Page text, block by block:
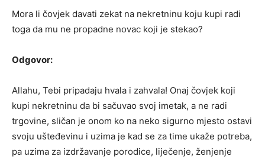
Mora li čovjek davati zekat na nekretninu koju kupi radi
toga da mu ne propadne novac koji je stekao?
Odgovor:
Allahu, Tebi pripadaju hvala i zahvala! Onaj čovjek koji
kupi nekretninu da bi sačuvao svoj imetak, a ne radi
trgovine, sličan je onom ko na neko sigurno mjesto ostavi
svoju ušteđevinu i uzima je kad se za time ukaže potreba,
pa uzima za izdržavanje porodice, liječenje, ženjenje